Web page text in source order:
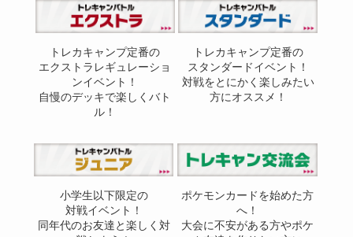
トレカキャンプ定番の
エクストラレギュレーショ
ンイベント！
自慢のデッキで楽しくバト
ル！
トレカキャンプ定番の
スタンダードイベント！
対戦をとにかく楽しみたい
方にオススメ！
小学生以下限定の
対戦イベント！
同年代のお友達と楽しく対
ポケモンカードを始めた方
へ！
大会に不安がある方やポケ